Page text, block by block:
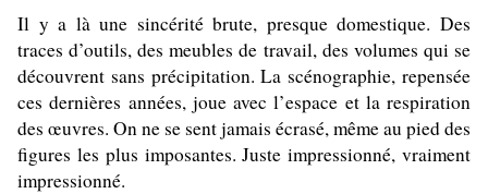
Il y a là une sincérité brute, presque domestique. Des
traces d’outils, des meubles de travail, des volumes qui se
découvrent sans précipitation. La scénographie, repensée
ces dernières années, joue avec l’espace et la respiration
des œuvres. On ne se sent jamais écrasé, même au pied des
figures les plus imposantes. Juste impressionné, vraiment
impressionné.